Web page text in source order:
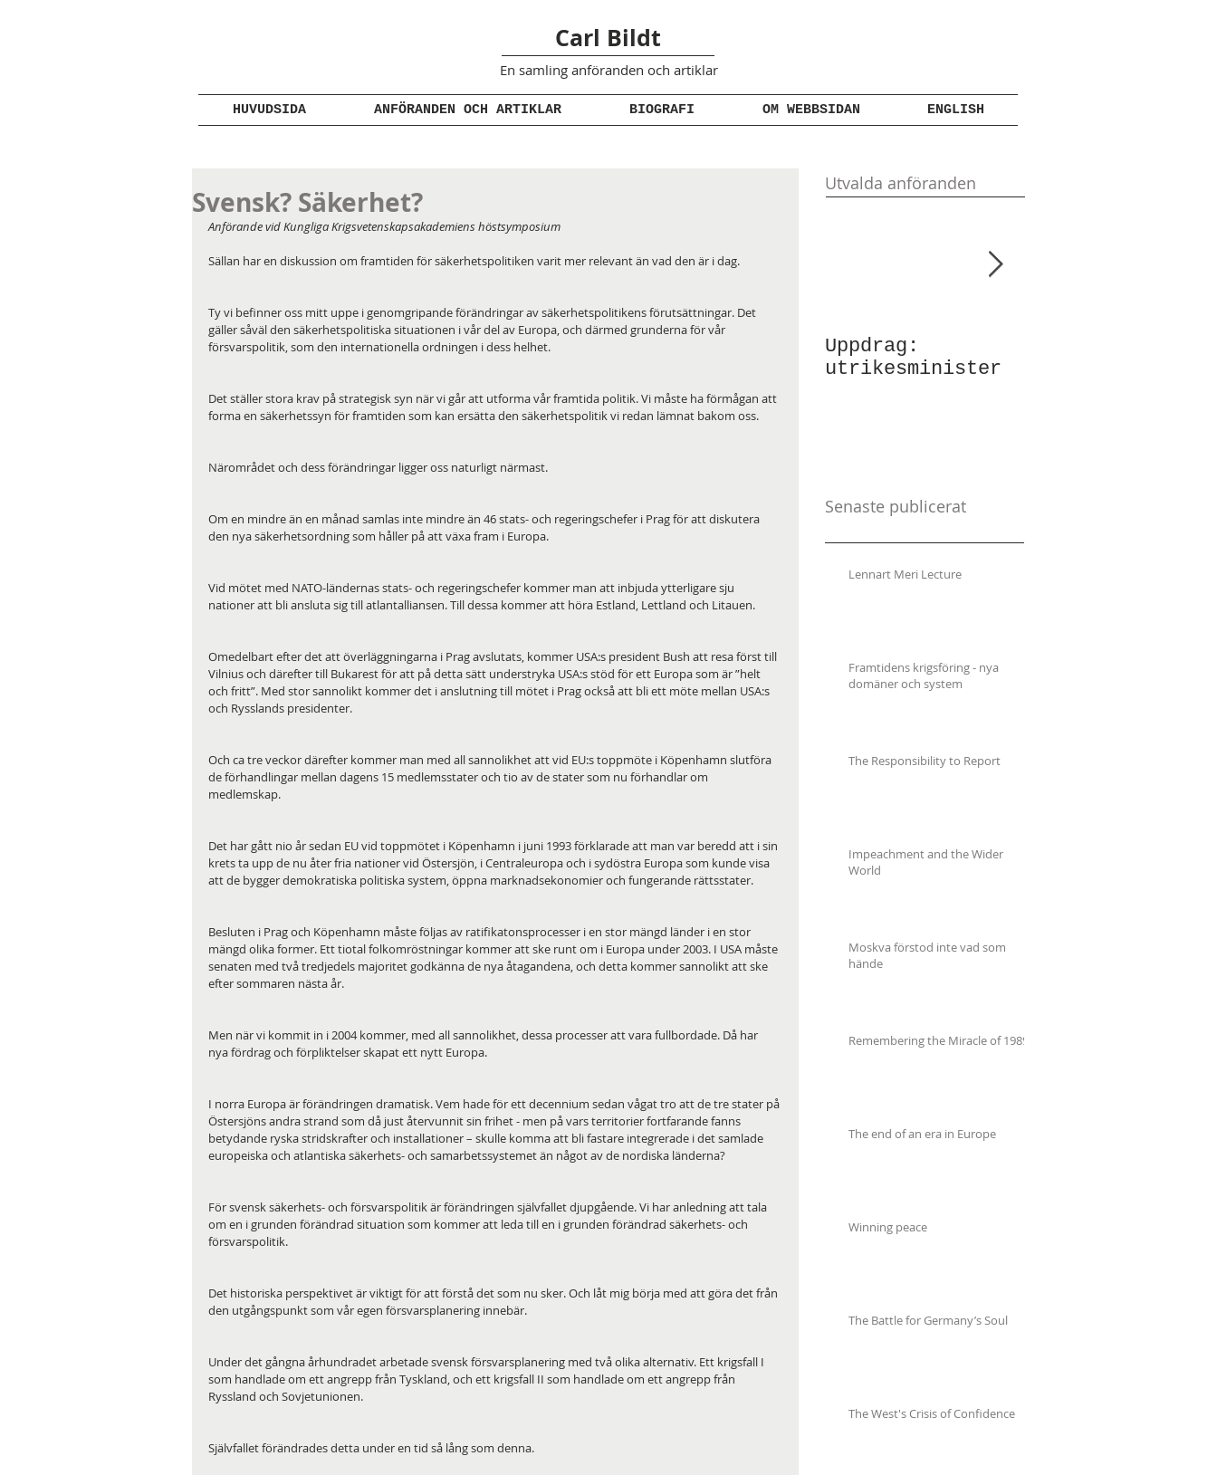
Carl Bildt
En samling anföranden och artiklar
HUVUDSIDA ANFÖRANDEN OCH ARTIKLAR BIOGRAFI OM WEBBSIDAN ENGLISH
Svensk? Säkerhet?
Anförande vid Kungliga Krigsvetenskapsakademiens höstsymposium
Sällan har en diskussion om framtiden för säkerhetspolitiken varit mer relevant än vad den är i dag.
Ty vi befinner oss mitt uppe i genomgripande förändringar av säkerhetspolitikens förutsättningar. Det
gäller såväl den säkerhetspolitiska situationen i vår del av Europa, och därmed grunderna för vår
försvarspolitik, som den internationella ordningen i dess helhet.
Det ställer stora krav på strategisk syn när vi går att utforma vår framtida politik. Vi måste ha förmågan att
forma en säkerhetssyn för framtiden som kan ersätta den säkerhetspolitik vi redan lämnat bakom oss.
Närområdet och dess förändringar ligger oss naturligt närmast.
Om en mindre än en månad samlas inte mindre än 46 stats- och regeringschefer i Prag för att diskutera
den nya säkerhetsordning som håller på att växa fram i Europa.
Vid mötet med NATO-ländernas stats- och regeringschefer kommer man att inbjuda ytterligare sju
nationer att bli ansluta sig till atlantalliansen. Till dessa kommer att höra Estland, Lettland och Litauen.
Omedelbart efter det att överläggningarna i Prag avslutats, kommer USA:s president Bush att resa först till
Vilnius och därefter till Bukarest för att på detta sätt understryka USA:s stöd för ett Europa som är ”helt
och fritt”. Med stor sannolikt kommer det i anslutning till mötet i Prag också att bli ett möte mellan USA:s
och Rysslands presidenter.
Och ca tre veckor därefter kommer man med all sannolikhet att vid EU:s toppmöte i Köpenhamn slutföra
de förhandlingar mellan dagens 15 medlemsstater och tio av de stater som nu förhandlar om
medlemskap.
Det har gått nio år sedan EU vid toppmötet i Köpenhamn i juni 1993 förklarade att man var beredd att i sin
krets ta upp de nu åter fria nationer vid Östersjön, i Centraleuropa och i sydöstra Europa som kunde visa
att de bygger demokratiska politiska system, öppna marknadsekonomier och fungerande rättsstater.
Besluten i Prag och Köpenhamn måste följas av ratifikatonsprocesser i en stor mängd länder i en stor
mängd olika former. Ett tiotal folkomröstningar kommer att ske runt om i Europa under 2003. I USA måste
senaten med två tredjedels majoritet godkänna de nya åtagandena, och detta kommer sannolikt att ske
efter sommaren nästa år.
Men när vi kommit in i 2004 kommer, med all sannolikhet, dessa processer att vara fullbordade. Då har
nya fördrag och förpliktelser skapat ett nytt Europa.
I norra Europa är förändringen dramatisk. Vem hade för ett decennium sedan vågat tro att de tre stater på
Östersjöns andra strand som då just återvunnit sin frihet - men på vars territorier fortfarande fanns
betydande ryska stridskrafter och installationer – skulle komma att bli fastare integrerade i det samlade
europeiska och atlantiska säkerhets- och samarbetssystemet än något av de nordiska länderna?
För svensk säkerhets- och försvarspolitik är förändringen självfallet djupgående. Vi har anledning att tala
om en i grunden förändrad situation som kommer att leda till en i grunden förändrad säkerhets- och
försvarspolitik.
Det historiska perspektivet är viktigt för att förstå det som nu sker. Och låt mig börja med att göra det från
den utgångspunkt som vår egen försvarsplanering innebär.
Under det gångna århundradet arbetade svensk försvarsplanering med två olika alternativ. Ett krigsfall I
som handlade om ett angrepp från Tyskland, och ett krigsfall II som handlade om ett angrepp från
Ryssland och Sovjetunionen.
Självfallet förändrades detta under en tid så lång som denna.
Utvalda anföranden
Uppdrag:
utrikesminister
Senaste publicerat
Lennart Meri Lecture
Framtidens krigsföring - nya
domäner och system
The Responsibility to Report
Impeachment and the Wider
World
Moskva förstod inte vad som
hände
Remembering the Miracle of 1989
The end of an era in Europe
Winning peace
The Battle for Germany’s Soul
The West's Crisis of Confidence